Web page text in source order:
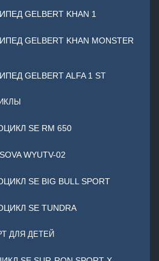
GELBERT KHAN 1
GELBERT KHAN MONSTER
GELBERT ALFA 1 ST
SE RM 650
WYUTV-02
SE BIG BULL SPORT
SE TUNDRA
ДЛЯ ДЕТЕЙ